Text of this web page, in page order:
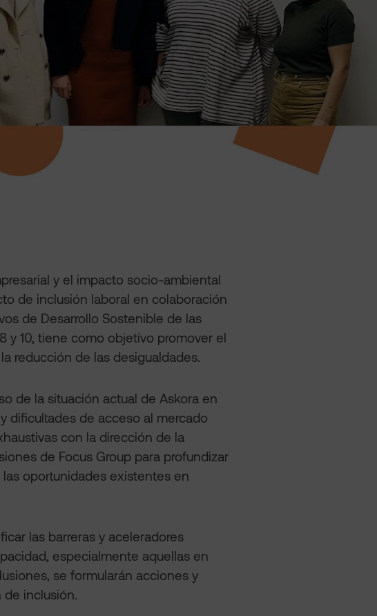
y el impacto socio-ambiental
de inclusión laboral en colaboración
de Desarrollo Sostenible de las
y 10, tiene como objetivo promover el
reducción de las desigualdades.
de la situación actual de Askora en
dificultades de acceso al mercado
con la dirección de la
de Focus Group para profundizar
oportunidades existentes en
las barreras y aceleradores
especialmente aquellas en
se formularán acciones y
de inclusión.